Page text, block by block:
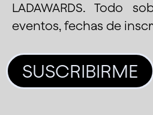
LADAWARDS. Todo
eventos, fechas de
SUSCRIBIRME